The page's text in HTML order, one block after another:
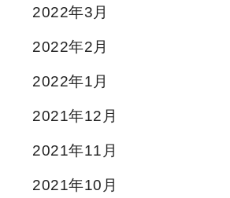
2022年3月
2022年2月
2022年1月
2021年12月
2021年11月
2021年10月